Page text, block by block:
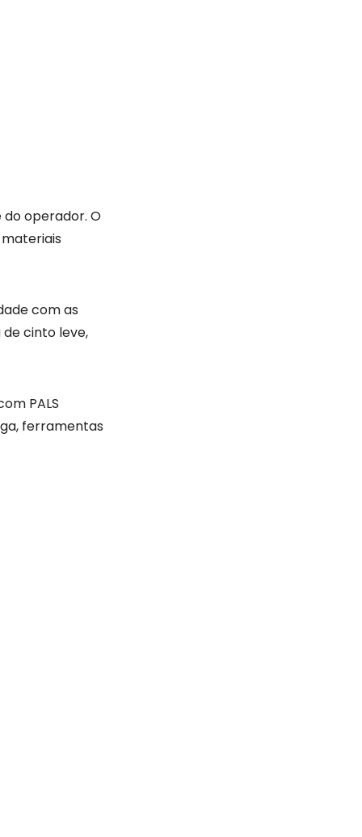
operador. O
com as
cinto leve,
PALS
ferramentas